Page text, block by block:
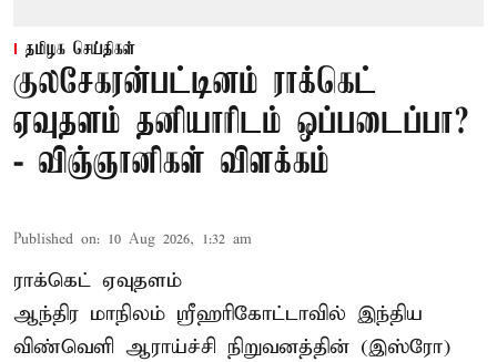
தமிழக செய்திகள்
குலசேகரன்பட்டினம் ராக்கெட்
ஏவுதளம் தனியாரிடம் ஒப்படைப்பா?
- விஞ்ஞானிகள் விளக்கம்
Published on: 10 Aug 2026, 1:32 am
ராக்கெட் ஏவுதளம்
ஆந்திர மாநிலம் ஸ்ரீஹரிகோட்டாவில் இந்திய
விண்வெளி ஆராய்ச்சி நிறுவனத்தின் (இஸ்ரோ)